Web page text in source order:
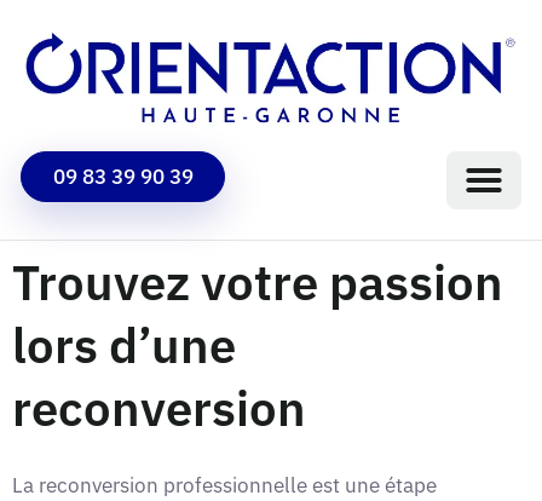
09 83 39 90 39
Trouvez votre passion
lors d’une
reconversion
La reconversion professionnelle est une étape